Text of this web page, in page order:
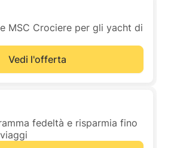
MSC Crociere per gli yacht di
Vedi l'offerta
fedeltà e risparmia fino